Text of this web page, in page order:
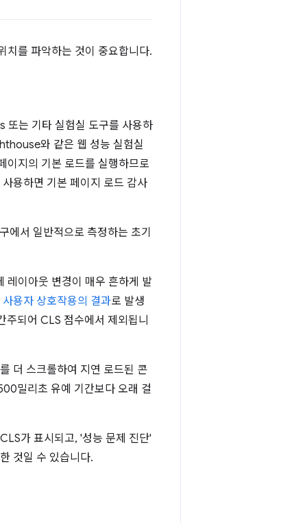
치를 파악하는 것이 중요합니다.
는 기타 실험실 도구를 사용하
와 같은 웹 성능 실험실
이지의 기본 로드를 실행하므로
사용하면 기본 페이지 로드 감사
서 일반적으로 측정하는 초기
레이아웃 변경이 매우 흔하게 발
사용자 상호작용의 결과로 발생
주되어 CLS 점수에서 제외됩니
더 스크롤하여 지연 로드된 콘
밀리초 유예 기간보다 오래 걸
가 표시되고, '성능 문제 진단'
것일 수 있습니다.